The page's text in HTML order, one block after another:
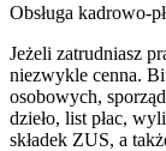
Obsługa kadrowo-
Jeżeli zatrudniasz
niezwykle cenna.
osobowych,
dzieło, list płac,
składek ZUS, a